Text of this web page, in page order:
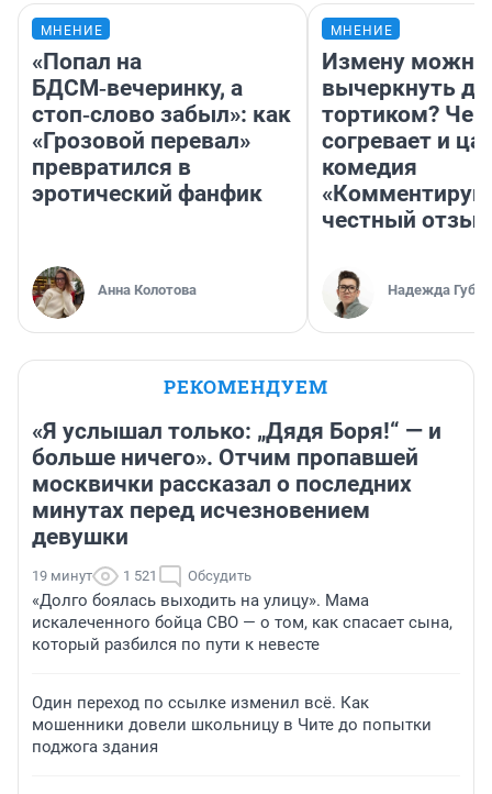
МНЕНИЕ
«Попал на
БДСМ‑вечеринку, а
стоп‑слово забыл»: как
«Грозовой перевал»
превратился в
эротический фанфик
Анна Колотова
МНЕНИЕ
Измену можно
вычеркнуть
тортиком? Чем
согревает и
комедия
«Комментируй
честный отзыв
Надежда
РЕКОМЕНДУЕМ
«Я услышал только: „Дядя Боря!“ — и
больше ничего». Отчим пропавшей
москвички рассказал о последних
минутах перед исчезновением
девушки
19 минут 1 521 Обсудить
«Долго боялась выходить на улицу». Мама
искалеченного бойца СВО — о том, как спасает сына,
который разбился по пути к невесте
Один переход по ссылке изменил всё. Как
мошенники довели школьницу в Чите до попытки
поджога здания